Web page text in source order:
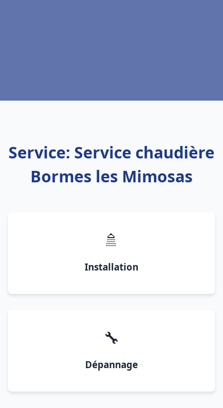
Service: Service chaudière
Bormes les Mimosas
🚿
Installation
🔧
Dépannage